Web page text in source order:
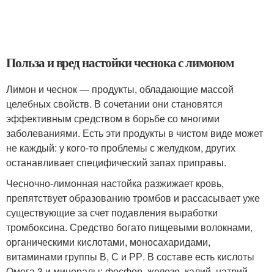
Польза и вред настойки чеснока с лимоном
Лимон и чеснок — продукты, обладающие массой
целебных свойств. В сочетании они становятся
эффективным средством в борьбе со многими
заболеваниями. Есть эти продукты в чистом виде может
не каждый: у кого-то проблемы с желудком, других
останавливает специфический запах приправы.
Чесночно-лимонная настойка разжижает кровь,
препятствует образованию тромбов и рассасывает уже
существующие за счет подавления выработки
тромбоксина. Средство богато пищевыми волокнами,
органическими кислотами, моносахаридами,
витаминами группы В, С и РР. В составе есть кислоты